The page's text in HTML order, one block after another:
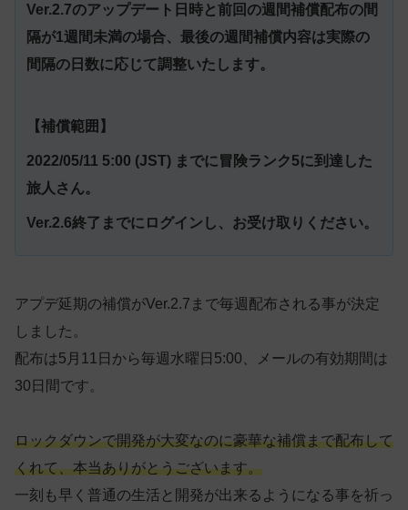
Ver.2.7のアップデート日時と前回の週間補償配布の間
隔が1週間未満の場合、最後の週間補償内容は実際の
間隔の日数に応じて調整いたします。
【補償範囲】
2022/05/11 5:00 (JST) までに冒険ランク5に到達した
旅人さん。
Ver.2.6終了までにログインし、お受け取りください。
アプデ延期の補償がVer.2.7まで毎週配布される事が決定
しました。
配布は5月11日から毎週水曜日5:00、メールの有効期間は
30日間です。
ロックダウンで開発が大変なのに豪華な補償まで配布して
くれて、本当ありがとうございます。
一刻も早く普通の生活と開発が出来るようになる事を祈っ